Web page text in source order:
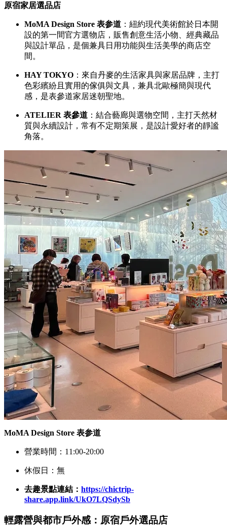
原宿家居選品店
MoMA Design Store 表参道 ：紐約現代美術館於日本開
設的第一間官方選物店，販售創意生活小物、經典藏品
與設計單品，是個兼具日用功能與生活美學的商店空
間。
HAY TOKYO ：來自丹麥的生活家具與家居品牌，主打
色彩繽紛且實用的傢俱與文具，兼具北歐極簡與現代
感，是表參道家居迷朝聖地。
ATELIER 表參道 ：結合藝廊與選物空間，主打天然材
質與永續設計，常有不定期策展，是設計愛好者的靜謐
角落。
MoMA Design Store 表参道
營業時間：11:00-20:00
休假日：無
去趣景點連結： https://chictrip-
share.app.link/UkO7LQSdySb
輕露營與都市戶外感：原宿戶外選品店